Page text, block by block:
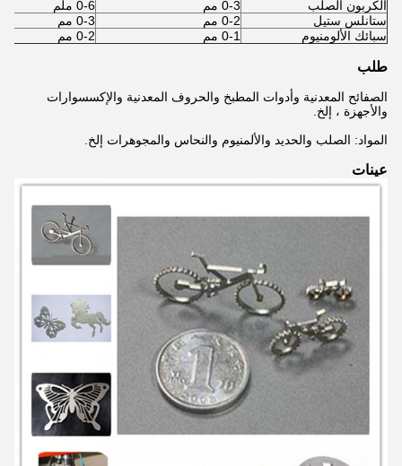
الكربون الصلب
0-3 مم
0-6 ملم
ستانلس ستيل
0-2 مم
0-3 مم
سبائك الألومنيوم
0-1 مم 0-2 مم
طلب
الصفائح المعدنية وأدوات المطبخ والحروف المعدنية والإكسسوارات
والأجهزة ، إلخ.
المواد: الصلب والحديد والألمنيوم والنحاس والمجوهرات إلخ.
عينات